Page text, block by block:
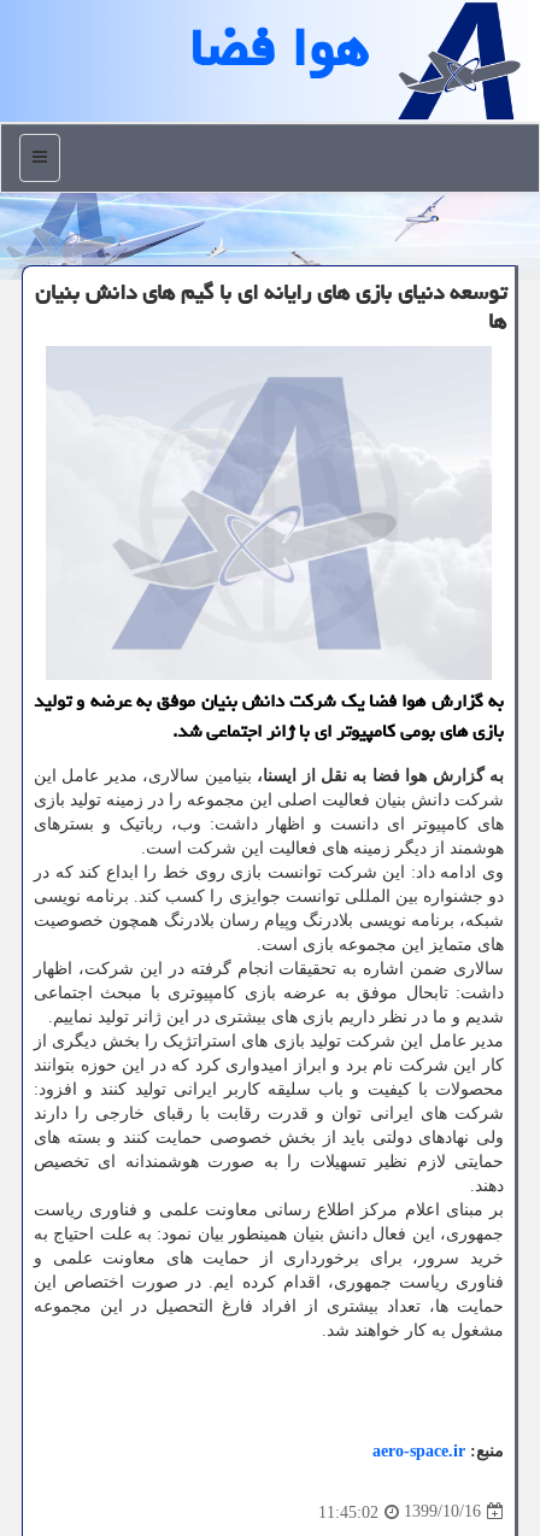
هوا فضا
منو
توسعه دنیای بازی­ های رایانه­ ای با گیم های دانش بنیان
ها
به گزارش هوا فضا یک شرکت دانش ­بنیان موفق به عرضه و تولید
بازی­ های بومی کامپیوتر ­ای با ژانر اجتماعی شد.
به گزارش هوا فضا به نقل از ایسنا، بنیامین سالاری، مدیر عامل این
شرکت دانش­ بنیان فعالیت اصلی این مجموعه را در زمینه تولید بازی
های کامپیوتر ­ای دانست و اظهار داشت: وب، رباتیک و بسترهای
هوشمند از دیگر زمینه های فعالیت این شرکت است.
وی ادامه داد: این شرکت توانست بازی روی خط را ابداع کند که در
دو جشنواره بین­ المللی توانست جوایزی را کسب کند. برنامه­ نویسی
شبکه، برنامه نویسی بلادرنگ وپیام ­رسان بلادرنگ همچون خصوصیت
­های متمایز این مجموعه بازی است.
سالاری ضمن اشاره به تحقیقات انجام گرفته در این شرکت، اظهار
داشت: تابحال موفق به عرضه بازی کامپیوتری با مبحث اجتماعی
شدیم و ما در نظر داریم بازی ­های بیشتری در این ژانر تولید نماییم.
مدیر عامل این شرکت تولید بازی­ های استراتژیک را بخش دیگری از
کار این شرکت نام برد و ابراز امیدواری کرد که در این حوزه بتوانند
محصولات با کیفیت و باب سلیقه کاربر ایرانی تولید کنند و افزود:
شرکت ­های ایرانی توان و قدرت رقابت با رقبای خارجی را دارند
ولی نهادهای دولتی باید از بخش خصوصی حمایت کنند و بسته­ های
حمایتی لازم نظیر تسهیلات را به صورت هوشمندانه­ ای تخصیص
دهند.
بر مبنای اعلام مرکز اطلاع رسانی معاونت علمی و فناوری ریاست
جمهوری، این فعال دانش ­بنیان همینطور بیان نمود: به علت احتیاج به
خرید سرور، برای برخورداری از حمایت ­های معاونت علمی و
فناوری ریاست جمهوری، اقدام کرده­ ایم. در صورت اختصاص این
حمایت­ ها، تعداد بیشتری از افراد فارغ ­التحصیل در این مجموعه
مشغول به کار خواهند شد.
منبع: aero-space.ir
1399/10/16
11:45:02